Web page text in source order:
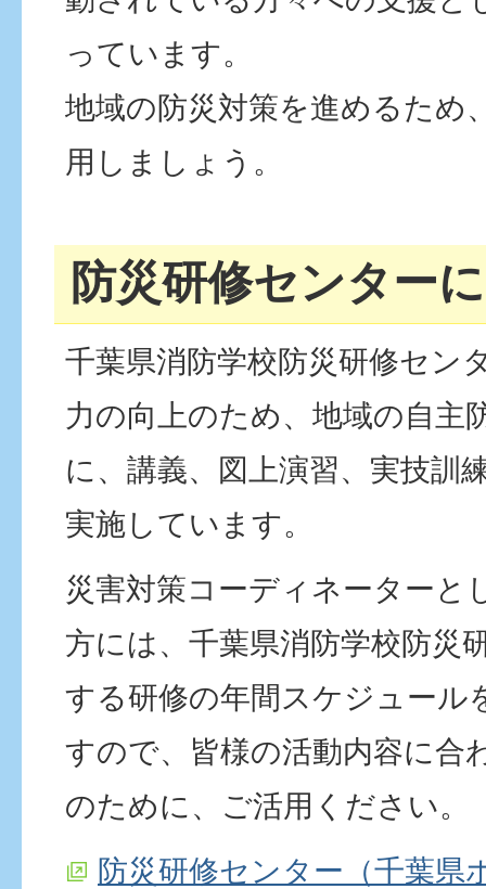
っています。
地域の防災対策を進めるため
用しましょう。
防災研修センター
千葉県消防学校防災研修セン
力の向上のため、地域の自主
に、講義、図上演習、実技訓
実施しています。
災害対策コーディネーターと
方には、千葉県消防学校防災
する研修の年間スケジュール
すので、皆様の活動内容に合
のために、ご活用ください。
防災研修センター（千葉県